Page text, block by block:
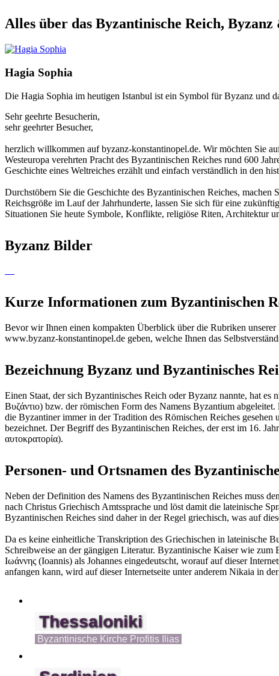
Alles über das Byzantinische Reich,
Hagia Sophia
Die Hagia Sophia im heutigen Istanbul ist ein Symbol für Byzanz und
Sehr geehrte Besucherin,
sehr geehrter Besucher,
herzlich willkommen auf byzanz-konstantinopel.de. Wir möchten Sie
Westeuropa verehrten Pracht des Byzantinischen Reiches rund 600
Geschichte eines Weltreiches erzählt und einfach verständlich in den
Durchstöbern Sie die Geschichte des Byzantinischen Reiches,
Reichsgröße im Lauf der Jahrhunderte, lassen Sie sich für eine
Situationen Sie heute Symbole, Konflikte, religiöse Riten, Architektur
Byzanz Bilder
Kurze Informationen zum Byzantinischen
Bevor wir Ihnen einen kompakten Überblick über die Rubriken
www.byzanz-konstantinopel.de geben, welche Ihnen das
Bezeichnung Byzanz und Byzantinisches
Einen Staat, der sich Byzantinisches Reich oder Byzanz nannte, hat
Βυζάντιο) bzw. der römischen Form des Namens Byzantium
die Byzantiner immer in der Tradition des Römischen Reiches
bezeichnet. Der Begriff des Byzantinischen Reiches, der erst im 16.
αυτοκρατορία).
Personen- und Ortsnamen des
Neben der Definition des Namens des Byzantinischen Reiches muss
nach Christus Griechisch Amtssprache und löst damit die lateinische
Byzantinischen Reiches sind daher in der Regel griechisch, was auf
Da es keine einheitliche Transkription des Griechischen in lateinische
Schreibweise an der gängigen Literatur. Byzantinische Kaiser wie
Ιωάννης (Ioannis) als Johannes eingedeutscht, worauf auf dieser
anfangen kann, wird auf dieser Internetseite unter anderem Nikaia in
Thessaloniki
Byzantinische Kirche Profitis Ilias